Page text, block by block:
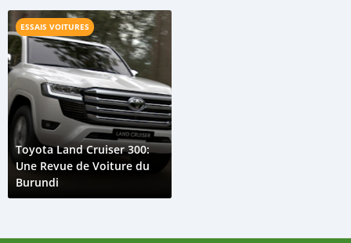
ESSAIS VOITURES
Toyota Land Cruiser 300:
Une Revue de Voiture du
Burundi